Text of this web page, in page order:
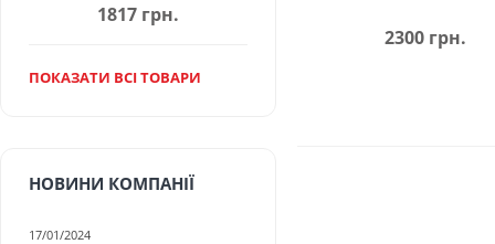
производитель. Также
2300 грн.
1817 грн.
ПОКАЗАТИ ВСІ ТОВАРИ
НОВИНИ КОМПАНІЇ
17/01/2024